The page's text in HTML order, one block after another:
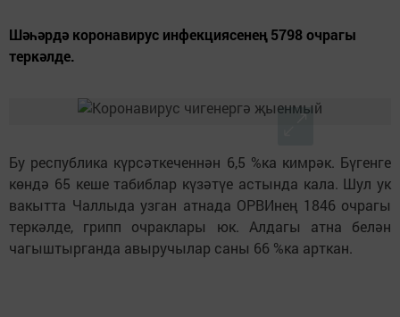
Шәһәрдә коронавирус инфекциясенең 5798 очрагы
теркәлде.
Бу республика күрсәткеченнән 6,5 %ка кимрәк. Бүгенге
көндә 65 кеше табиблар күзәтүе астында кала. Шул ук
вакытта Чаллыда узган атнада ОРВИнең 1846 очрагы
теркәлде, грипп очраклары юк. Алдагы атна белән
чагыштырганда авыручылар саны 66 %ка арткан.